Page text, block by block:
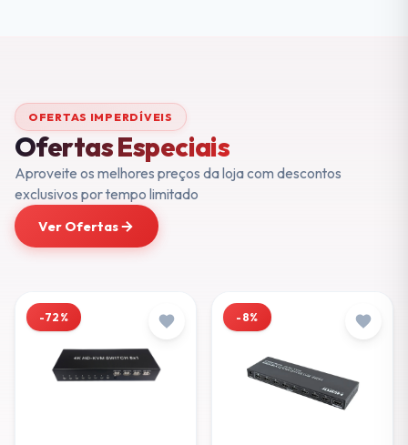
OFERTAS IMPERDÍVEIS
Ofertas Especiais
Aproveite os melhores preços da loja com descontos
exclusivos por tempo limitado
Ver Ofertas
-72% -8%